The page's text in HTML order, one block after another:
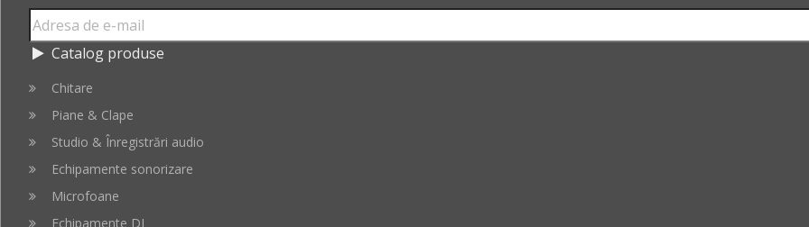
Catalog produse
Chitare
Piane & Clape
Studio & Înregistrări audio
Echipamente sonorizare
Microfoane
Echipamente DJ